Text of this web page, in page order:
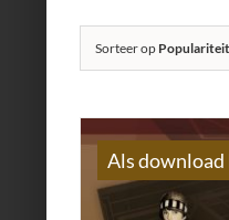
Sorteer op Populariteit
Als download